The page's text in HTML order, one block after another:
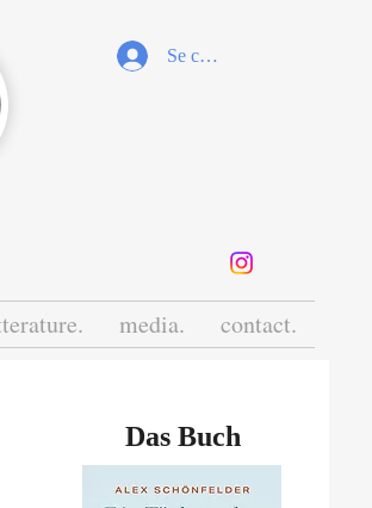
Se connecter
media. contact.
Das Buch